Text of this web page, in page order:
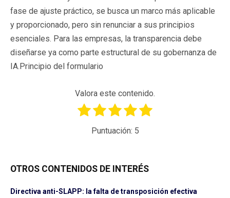
fase de ajuste práctico, se busca un marco más aplicable
y proporcionado, pero sin renunciar a sus principios
esenciales. Para las empresas, la transparencia debe
diseñarse ya como parte estructural de su gobernanza de
IA.Principio del formulario
Valora este contenido.
Puntuación: 5
OTROS CONTENIDOS DE INTERÉS
Directiva anti-SLAPP: la falta de transposición efectiva